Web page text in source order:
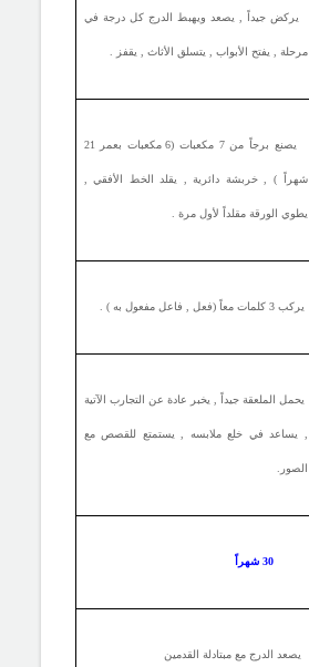
يركض جيداً , يصعد ويهبط الدرج كل درجة في
مرحلة , يفتح الأبواب , يتسلق الأثاث , يقفز .
يصنع برجاً من 7 مكعبات (6 مكعبات بعمر 21
شهراً ) , خربشة دائرية , يقلد الخط الأفقي ,
يطوي الورقة مقلداً لأول مرة .
يركب 3 كلمات معاً (فعل , فاعل مفعول به ) .
يحمل الملعقة جيداً , يخبر عادة عن التجارب الآتية
, يساعد في خلع ملابسه , يستمتع للقصص مع
الصور.
30 شهراً
يصعد الدرج مع مبتادلة القدمين